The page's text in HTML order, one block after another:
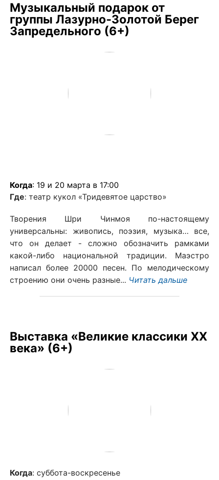
Музыкальный подарок от
группы Лазурно-Золотой Берег
Запредельного (6+)
Когда: 19 и 20 марта в 17:00
Где: театр кукол «Тридевятое царство»
Творения Шри Чинмоя по-настоящему
универсальны: живопись, поэзия, музыка… все,
что он делает - сложно обозначить рамками
какой-либо национальной традиции. Маэстро
написал более 20000 песен. По мелодическому
строению они очень разные... Читать дальше
Выставка «Великие классики XX
века» (6+)
Когда: суббота-воскресенье